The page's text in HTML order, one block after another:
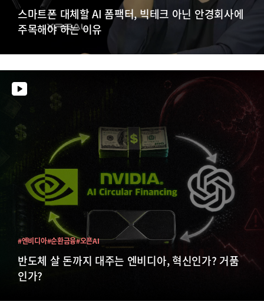
스마트폰 대체할 AI 폼팩터, 빅테크 아닌 안경회사에
주목해야 하는 이유
반도체 살 돈까지 대주는 엔비디아, 혁신인가? 거품
인가?
#엔비디아#순환금융#오픈AI